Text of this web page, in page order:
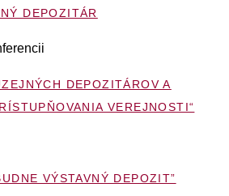
DEPOZITÁR
DEPOZITÁROV A
VEREJNOSTI“
VÝSTAVNÝ DEPOZIT”